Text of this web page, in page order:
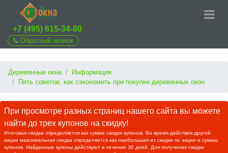
+7 (495) 615-34-80
Обратный звонок
Деревянные окна
Информация
Пять советов, как сэкономить при покупке деревянных окон
При просмотре разных страниц нашего сайта вы можете
найти до трех купонов на скидку!
Итоговая скидка определяется как сумма скидок купонов. Во время действия другой
акции максимальная скидка определяется как наибольшая из скидки по акции и суммы
купонов. Найденные купоны действуют в течение 30 дней. Для получения скидки